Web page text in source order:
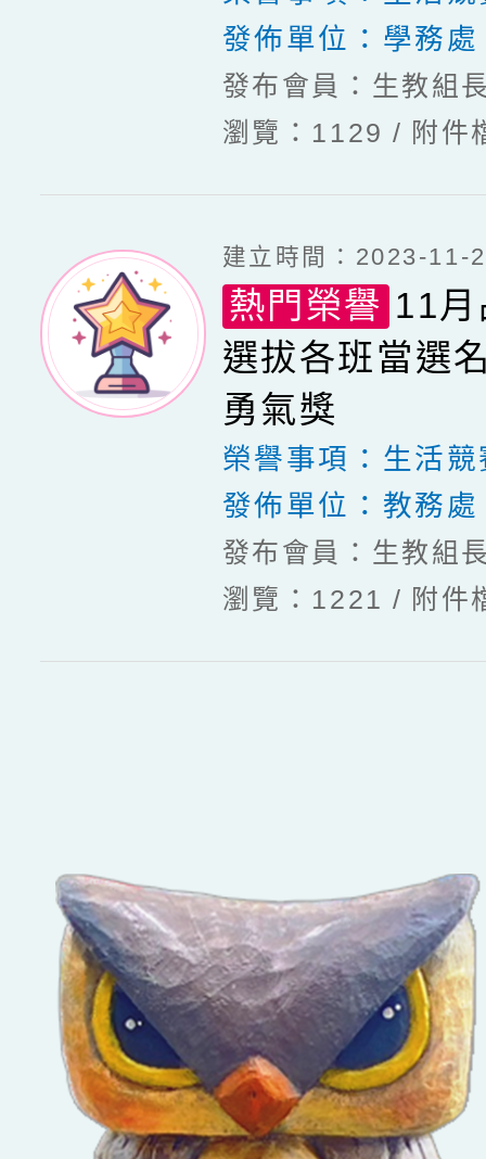
發佈單位： 學務處
發布會員：生教組
瀏覽：1129
附件
建立時間：2023-11-
熱門榮譽 11
選拔各班當選
勇氣獎
榮譽事項： 生活競
發佈單位： 教務處
發布會員：生教組
瀏覽：1221
附件